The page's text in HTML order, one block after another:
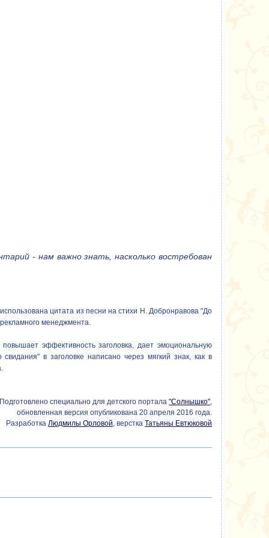
- нам важно знать, насколько востребован
цитата из песни на стихи Н. Добронравова "До
менеджмента.
эффективность заголовка, дает эмоциональную
в заголовке написано через мягкий знак, как в
Подготовлено специально для детского портала "Солнышко"
обновленная версия опубликована 20 апреля 2016 года.
Разработка Людмилы Орловой , верстка Татьяны Евтюковой